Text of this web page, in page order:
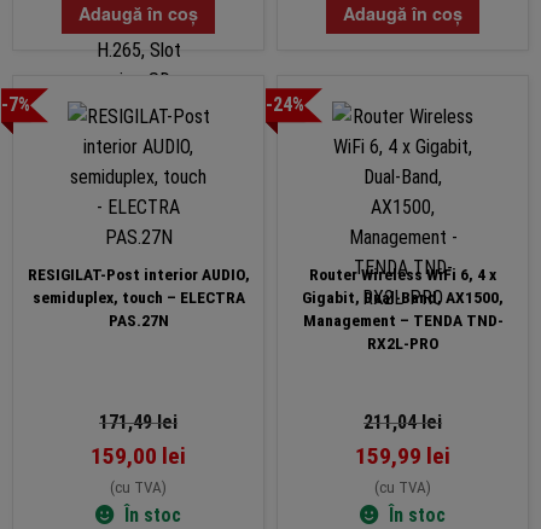
Adaugă în coș Adaugă în coș
-7%
RESIGILAT-Post interior AUDIO,
semiduplex, touch – ELECTRA
PAS.27N
171,49lei
159,00 lei
(cu TVA)
În stoc
-24%
Router Wireless WiFi 6, 4 x
Gigabit, Dual-Band, AX1500,
Management – TENDA TND-
RX2L-PRO
211,04lei
159,99 lei
(cu TVA)
În stoc